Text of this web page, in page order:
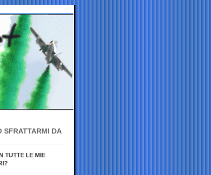
SFRATTARMI DA
TUTTE LE MIE